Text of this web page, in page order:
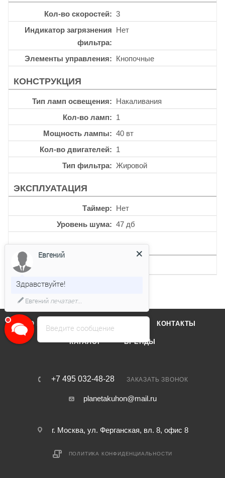
Кол-во скоростей
3
Индикатор загрязнения
фильтра
Нет
Элементы управления Кнопочные
КОНСТРУКЦИЯ
Тип ламп освещения
Накаливания
Кол-во ламп
1
Мощность лампы
40 вт
Кол-во двигателей
1
Тип фильтра
Жировой
ЭКСПЛУАТАЦИЯ
Таймер
Нет
Уровень шума
47 дб
ДРУГИЕ ХАРАКТЕРИСТИКИ
Интервальная работа
О КОМПАНИИ КОНТАКТЫ
КАТАЛОГ БРЕНДЫ
+7 495 032-48-28 ЗАКАЗАТЬ ЗВОНОК
planetakuhon@mail.ru
г. Москва, ул. Ферганская, вл. 8, офис 8
ПОЛИТИКА КОНФИДЕНЦИАЛЬНОСТИ
Введите сообщение
Евгений
Здравствуйте!
Евгенийпечатает...